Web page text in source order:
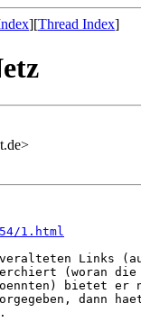
][Thread Index]
1.html
Links
(woran die
bietet er
dann